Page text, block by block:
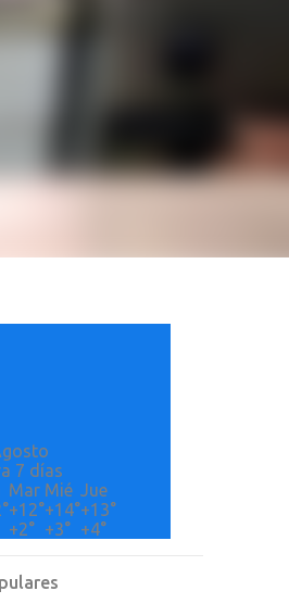
7 días
Mar Mié Jue
+12°+14°+13°
+2° +3° +4°